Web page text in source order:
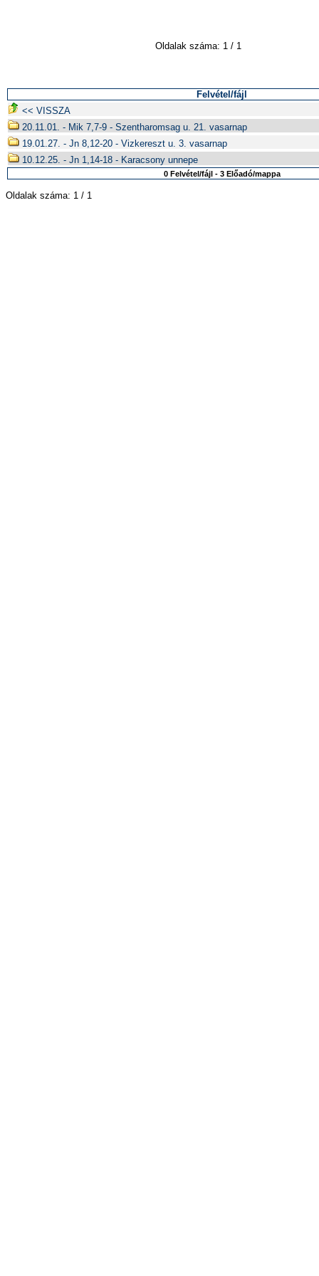
Oldalak száma: 1 / 1
Felvétel/fájl
<< VISSZA
20.11.01. - Mik 7,7-9 - Szentharomsag u. 21. vasarnap
19.01.27. - Jn 8,12-20 - Vizkereszt u. 3. vasarnap
10.12.25. - Jn 1,14-18 - Karacsony unnepe
0 Felvétel/fájl - 3 Előadó/mappa
Oldalak száma: 1 / 1